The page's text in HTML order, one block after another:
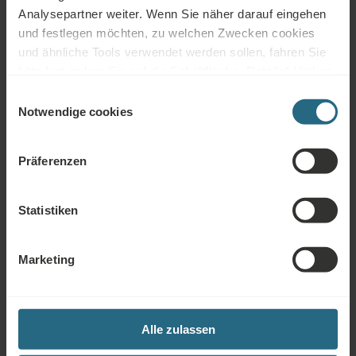
Analysepartner weiter. Wenn Sie näher darauf eingehen
und festlegen möchten, zu welchen Zwecken cookies
und ähnliche Tools verwendet werden sollen, fahren Sie
Schaltfläche „Alle aktivieren“ fort.
Notwendige cookies
Präferenzen
Statistiken
Marketing
Alle zulassen